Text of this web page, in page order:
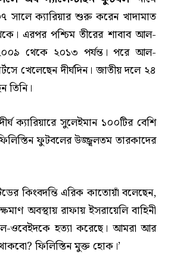
সালে ক্যারিয়ার শুরু করেন খাদামাত
এরপর পশ্চিম তীরের শাবাব আল-
থেকে ২০১৩ পর্যন্ত। পরে আল-
খেলেছেন দীর্ঘদিন। জাতীয় দলে ২৪
তিনি।
ক্যারিয়ারে সুলেইমান ১০০টির বেশি
ফুটবলের উজ্জ্বলতম তারকাদের
কিংবদন্তি এরিক কাতোয়াঁ বলেছেন,
অবস্থায় রাফায় ইসরায়েলি বাহিনী
ওবেইদকে হত্যা করেছে। আমরা আর
ফিলিস্তিন মুক্ত হোক।’